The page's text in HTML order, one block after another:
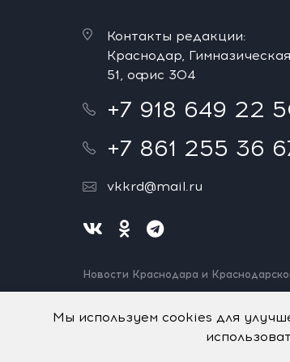
Контакты редакции:
Краснодар, Гимназическая
51, офис 304
+7 918 649 22
+7 861 255 36
vkkrd@mail.ru
Новости Краснодара и
Нашли ошибку? Выделите и нажмите
Мы используем cookies для